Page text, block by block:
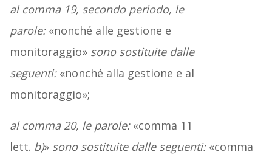
al comma 19, secondo periodo, le
parole:«nonché alle gestione e
monitoraggio» sono sostituite dalle
seguenti:«nonché alla gestione e al
monitoraggio»;
al comma 20, le parole:«comma 11
lett. b)» sono sostituite dalle seguenti:«comma